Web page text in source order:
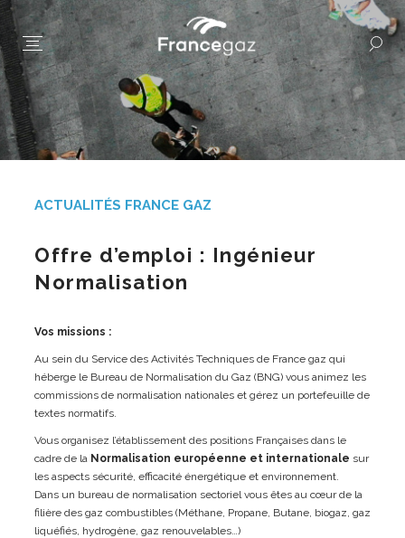
ACTUALITÉS FRANCE GAZ
Offre d’emploi : Ingénieur
Normalisation
Vos missions :
Au sein du Service des Activités Techniques de France gaz qui
héberge le Bureau de Normalisation du Gaz (BNG) vous animez les
commissions de normalisation nationales et gérez un portefeuille de
textes normatifs.
Vous organisez l’établissement des positions Françaises dans le
cadre de la Normalisation européenne et internationale sur
les aspects sécurité, efficacité énergétique et environnement.
Dans un bureau de normalisation sectoriel vous êtes au cœur de la
filière des gaz combustibles (Méthane, Propane, Butane, biogaz, gaz
liquéfiés, hydrogène, gaz renouvelables…)